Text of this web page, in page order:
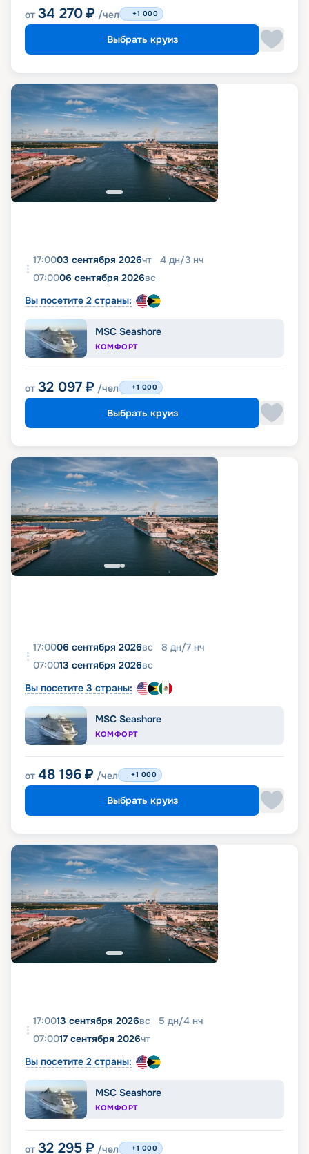
от 34 270 ₽ /чел +1 000
Выбрать круиз
17:0003 сентября 2026чт 4 дн/3 нч
07:0006 сентября 2026вс
Вы посетите 2 страны:
MSC Seashore
КОМФОРТ
от 32 097 ₽ /чел +1 000
Выбрать круиз
17:0006 сентября 2026вс 8 дн/7 нч
07:0013 сентября 2026вс
Вы посетите 3 страны:
MSC Seashore
КОМФОРТ
от 48 196 ₽ /чел +1 000
Выбрать круиз
17:0013 сентября 2026вс 5 дн/4 нч
07:0017 сентября 2026чт
Вы посетите 2 страны:
MSC Seashore
КОМФОРТ
от 32 295 ₽ /чел +1 000